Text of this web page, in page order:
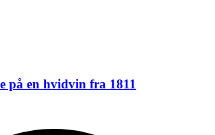
på en hvidvin fra 1811